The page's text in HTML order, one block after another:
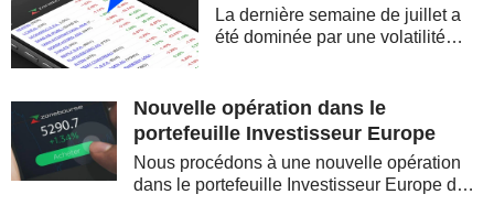
MOORE THREADS TECHNOLOGY CO., LTD. Publication des résultats - Q2 2026
AMRIZE AG
JBS N.V. Publication des résultats - Q2 2026
GEA GROUP AG
Dimanche 09 août 2026
La dernière semaine de juillet a
été dominée par une volatilité
semi-conducteurs. Les
inquiétudes sur la soutenabilité
Nouvelle opération dans le
portefeuille Investisseur Europe
Nous procédons à une nouvelle opération
dans le portefeuille Investisseur Europe de